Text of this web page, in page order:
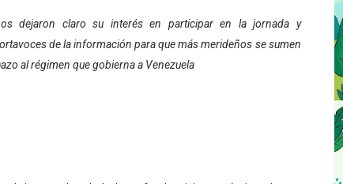
la transformación del hospital Sor Juana Inés
gaita de tambora con Fundecem
avances en visita del Consejo Legislativo
Semana Internacional de la Lactancia Materna
el desarrollo productivo en Rangel
dejaron claro su interés en participar en la jornada y
de la información para que más merideños se sumen
al régimen que gobierna a Venezuela